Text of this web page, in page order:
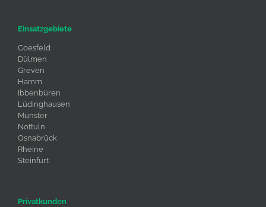
Einsatzgebiete
Coesfeld
Dülmen
Greven
Hamm
Ibbenbüren
Lüdinghausen
Münster
Nottuln
Osnabrück
Rheine
Steinfurt
Privatkunden